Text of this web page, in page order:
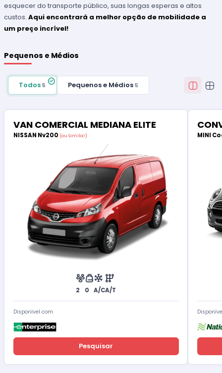
esquecer do transporte público, suas longas esperas e altos
custos.Aqui encontrará a melhor opção de mobilidade a
um preço incrível!
Pequenos e Médios
Todos5 Pequenos e Médios 5
VAN COMERCIAL MEDIANA ELITE
NISSAN Nv200 (ou Similar)
2 0 A/CA/T
Disponível com
Pesquisar
MINI